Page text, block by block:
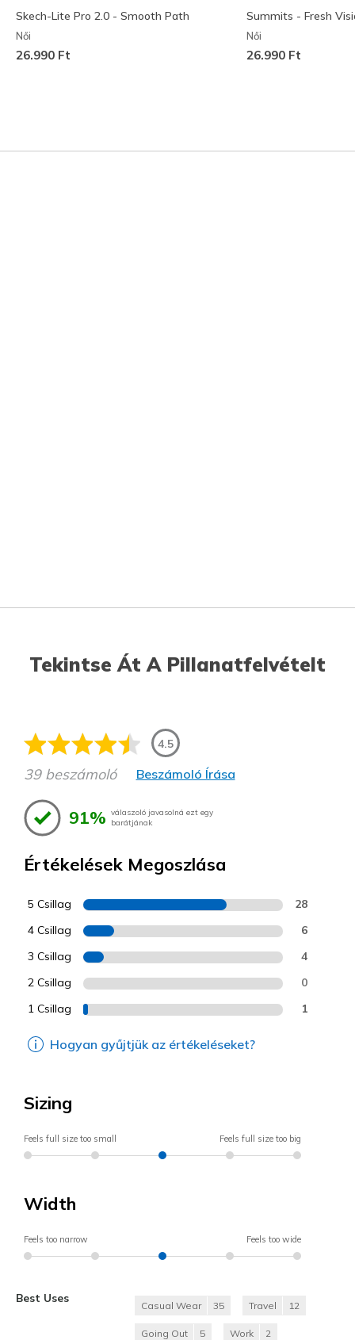
Skech-Lite Pro 2.0 - Smooth Path
Női
26.990 Ft
Summits - Fresh
Női
26.990 Ft
Tekintse Át A Pillanatfelvételt
4.5
39 beszámoló Beszámoló Írása
91% válaszoló javasolná ezt egy
barátjának
Értékelések Megoszlása
5 Csillag 28
4 Csillag 6
3 Csillag 4
2 Csillag 0
1 Csillag 1
Hogyan gyűjtjük az értékeléseket?
Sizing
Feels full size too small Feels full size too big
Width
Feels too narrow Feels too wide
Best Uses
Casual Wear 35 Travel 12
Going Out 5 Work 2